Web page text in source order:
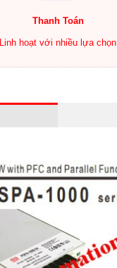
Thanh Toán
Linh hoạt với nhiều lựa chọn